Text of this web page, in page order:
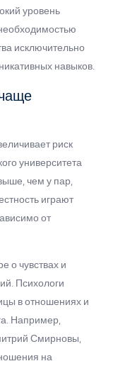
уровень
исключительно
навыков.
риск
университета
чем у пар,
играют
от
о чувствах и
Психологи
в отношениях и
Например,
Смирновы,
на